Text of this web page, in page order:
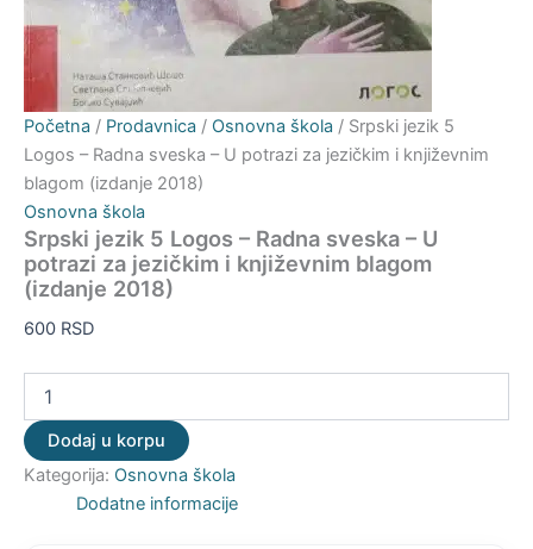
Početna / Prodavnica / Osnovna škola / Srpski jezik 5
Logos – Radna sveska – U potrazi za jezičkim i književnim
blagom (izdanje 2018)
Osnovna škola
Srpski jezik 5 Logos – Radna sveska – U
potrazi za jezičkim i književnim blagom
(izdanje 2018)
600 RSD
Dodaj u korpu
Kategorija: Osnovna škola
Dodatne informacije